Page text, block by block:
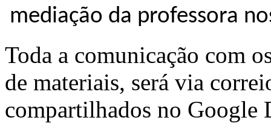
mediação da professora
Toda a comunicação com
de materiais, será via
compartilhados no Google